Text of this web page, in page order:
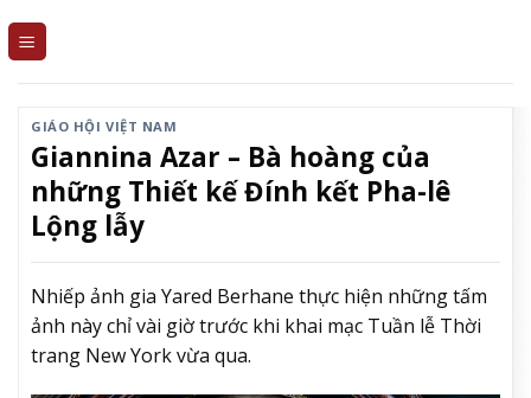
GIÁO HỘI VIỆT NAM
Giannina Azar – Bà hoàng của
những Thiết kế Đính kết Pha-lê
Lộng lẫy
Nhiếp ảnh gia Yared Berhane thực hiện những tấm
ảnh này chỉ vài giờ trước khi khai mạc Tuần lễ Thời
trang New York vừa qua.